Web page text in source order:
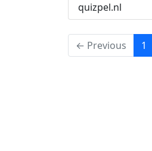
quizpel.nl
← Previous 1